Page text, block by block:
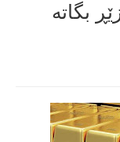
بگاتە